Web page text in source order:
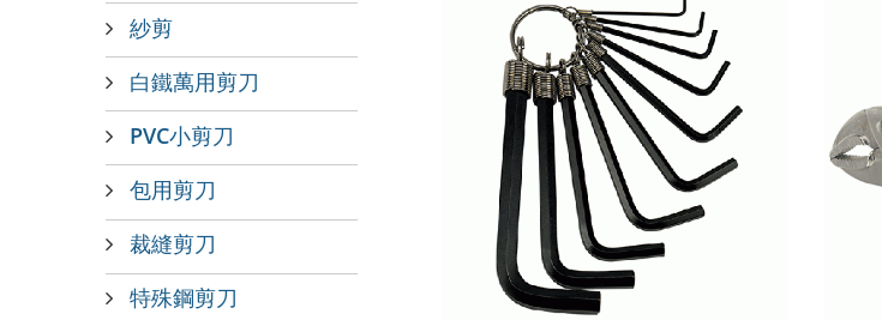
紗剪
白鐵萬用剪刀
PVC小剪刀
包用剪刀
裁縫剪刀
特殊鋼剪刀